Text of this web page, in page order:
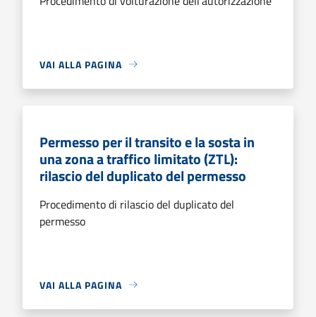
VAI ALLA PAGINA
Permesso per il transito e la sosta in
una zona a traffico limitato (ZTL):
rilascio del duplicato del permesso
Procedimento di rilascio del duplicato del
permesso
VAI ALLA PAGINA